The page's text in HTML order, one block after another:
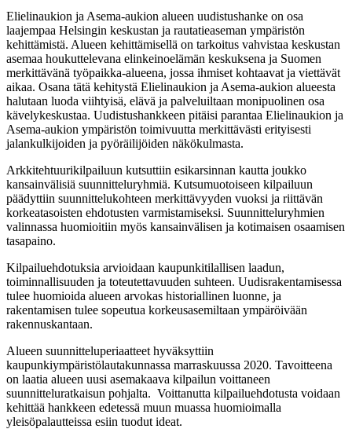
Elielinaukion ja Asema-aukion alueen uudistushanke on osa
laajempaa Helsingin keskustan ja rautatieaseman ympäristön
kehittämistä. Alueen kehittämisellä on tarkoitus vahvistaa keskustan
asemaa houkuttelevana elinkeinoelämän keskuksena ja Suomen
merkittävänä työpaikka-alueena, jossa ihmiset kohtaavat ja viettävät
aikaa. Osana tätä kehitystä Elielinaukion ja Asema-aukion alueesta
halutaan luoda viihtyisä, elävä ja palveluiltaan monipuolinen osa
kävelykeskustaa. Uudistushankkeen pitäisi parantaa Elielinaukion ja
Asema-aukion ympäristön toimivuutta merkittävästi erityisesti
jalankulkijoiden ja pyöräilijöiden näkökulmasta.
Arkkitehtuurikilpailuun kutsuttiin esikarsinnan kautta joukko
kansainvälisiä suunnitteluryhmiä. Kutsumuotoiseen kilpailuun
päädyttiin suunnittelukohteen merkittävyyden vuoksi ja riittävän
korkeatasoisten ehdotusten varmistamiseksi. Suunnitteluryhmien
valinnassa huomioitiin myös kansainvälisen ja kotimaisen osaamisen
tasapaino.
Kilpailuehdotuksia arvioidaan kaupunkitilallisen laadun,
toiminnallisuuden ja toteutettavuuden suhteen. Uudisrakentamisessa
tulee huomioida alueen arvokas historiallinen luonne, ja
rakentamisen tulee sopeutua korkeusasemiltaan ympäröivään
rakennuskantaan.
Alueen suunnitteluperiaatteet hyväksyttiin
kaupunkiympäristölautakunnassa marraskuussa 2020. Tavoitteena
on laatia alueen uusi asemakaava kilpailun voittaneen
suunnitteluratkaisun pohjalta. Voittanutta kilpailuehdotusta voidaan
kehittää hankkeen edetessä muun muassa huomioimalla
yleisöpalautteissa esiin tuodut ideat.